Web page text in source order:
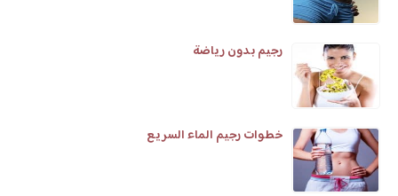
رجيم بدون رياضة
خطوات رجيم الماء السريع